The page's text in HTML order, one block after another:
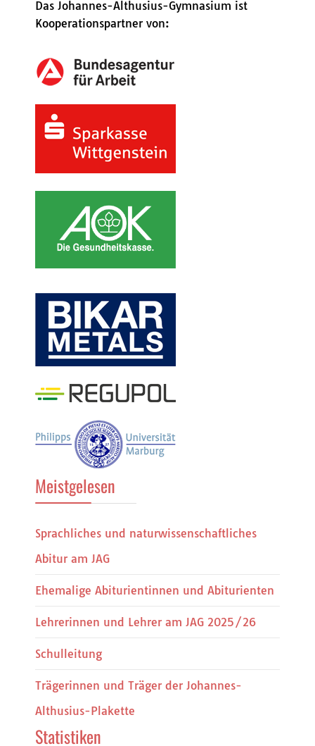
Das Johannes-Althusius-Gymnasium ist
Kooperationspartner von:
Meistgelesen
Sprachliches und naturwissenschaftliches
Abitur am JAG
Ehemalige Abiturientinnen und Abiturienten
Lehrerinnen und Lehrer am JAG 2025/26
Schulleitung
Trägerinnen und Träger der Johannes-
Althusius-Plakette
Statistiken